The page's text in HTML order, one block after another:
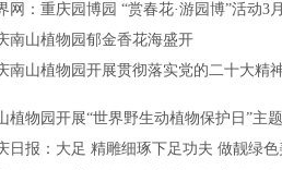
网：重庆园博园 “赏春花·游园博”活动3
南山植物园郁金香花海盛开
南山植物园开展贯彻落实党的二十大精
植物园开展“世界野生动植物保护日”主
日报：大足 精雕细琢下足功夫 做靓绿